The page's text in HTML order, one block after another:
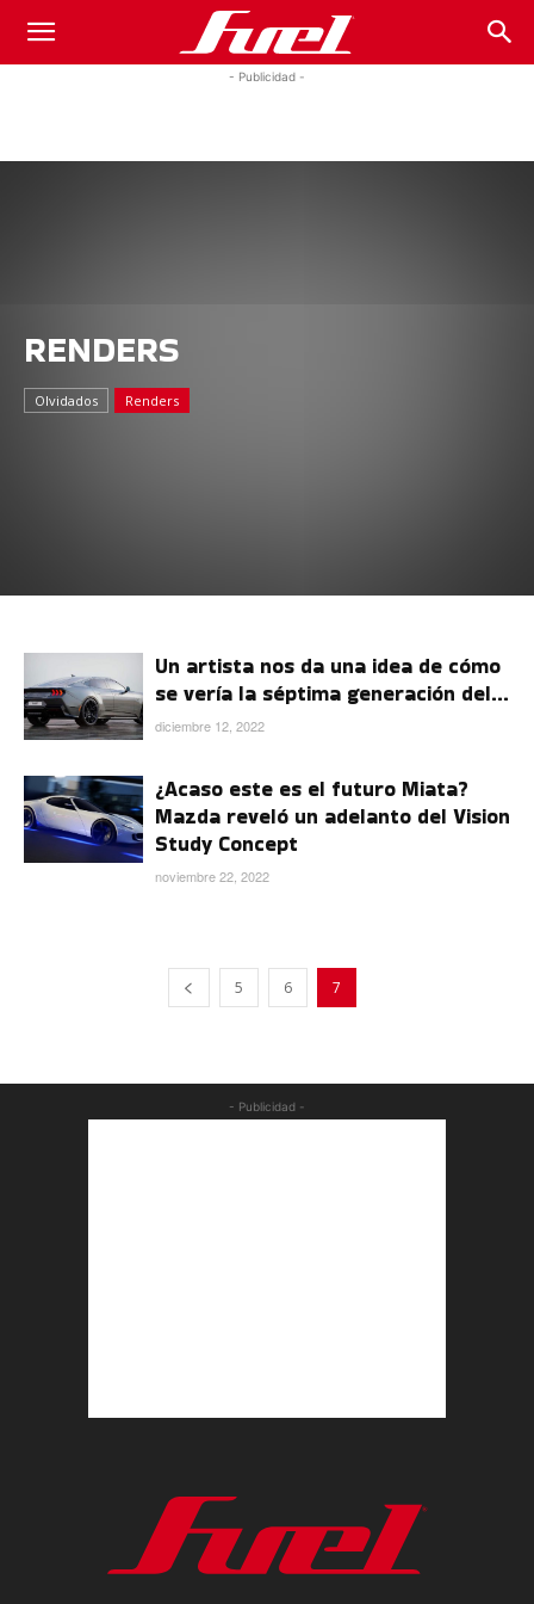
Fuel
- Publicidad -
RENDERS
Olvidados Renders
Un artista nos da una idea de cómo
se vería la séptima generación del...
diciembre 12, 2022
¿Acaso este es el futuro Miata?
Mazda reveló un adelanto del Vision
Study Concept
noviembre 22, 2022
5 6 7
- Publicidad -